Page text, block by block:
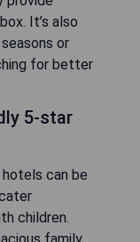
It’s also
or
for better
5-star
can be
children.
family